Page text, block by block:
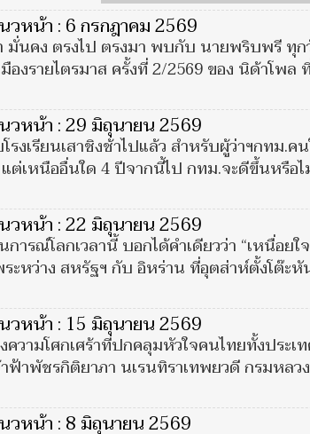
หน้า : 6 กรกฎาคม 2569
มั่นคง ตรงไป ตรงมา พบกับ นายพริบพรี ทุ
มืองรายไตรมาส ครั้งที่ 2/2569 ของ นิด้าโพล
วหน้า : 29 มิถุนายน 2569
โรงเรียนเสาชิงช้าไปแล้ว สำหรับผู้ว่าฯกทม.
ต่เหนืออื่นใด 4 ปีจากนี้ไป กทม.จะดีขึ้นหรือไ
วหน้า : 22 มิถุนายน 2569
ารณ์โลกเวลานี้ บอกได้คำเดียวว่า “เหนื่อยใ
ะหว่าง สหรัฐฯ กับ อิหร่าน ที่อุตส่าห์ตั้งโต๊ะ
วหน้า : 15 มิถุนายน 2569
ความโศกเศร้าที่ปกคลุมหัวใจคนไทยทั้งประ
าฟ้าพัชรกิติยาภา นเรนทิราเทพยวดี กรมหลว
วหน้า : 8 มิถุนายน 2569